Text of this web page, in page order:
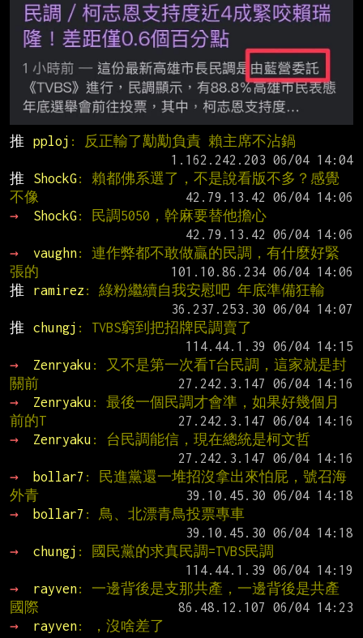
推 pploj : 反正輸了勱勱負責 賴主席不沾鍋
推
ShockG: 賴都佛系選了，不是說看版不多？感覺
不像
→
ShockG: 民調5050，幹麻要替他擔心
→
vaughn: 連作弊都不敢做贏的民調，有什麼好緊
張的
推
ramirez : 綠粉繼續自我安慰吧 年底準備狂輸
推
chungj : TVBS窮到把招牌民調賣了
→
Zenryaku : 又不是第一次看T台民調，這家就是封
關前
→
Zenryaku : 最後一個民調才會準，如果好幾個月
前的T
→
Zenryaku : 台民調能信，現在總統是柯文哲
→
bollar7 : 民進黨還一堆招沒拿出來怕屁，號召海
外青
→
bollar7 : 鳥、北漂青鳥投票專車
→
chungj : 國民黨的求真民調=TVBS民調
→
rayven: 一邊背後是支那共產，一邊背後是共產
國際
→
rayven: ，沒啥差了